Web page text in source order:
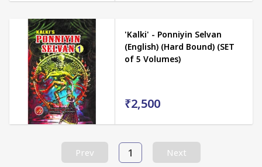
'Kalki' - Ponniyin Selvan
(English) (Hard Bound) (SET
of 5 Volumes)
₹2,500
Prev 1 Next